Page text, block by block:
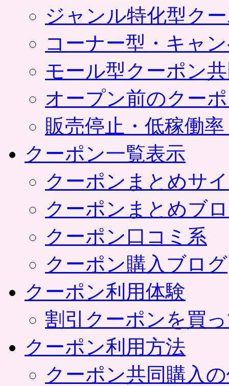
ジャンル特化型ク
コーナー型・キャ
モール型クーポン
オープン前のクー
販売停止・低稼働
クーポン一覧表示
クーポンまとめサ
クーポンまとめブ
クーポン口コミ系
クーポン購入ブログ
クーポン利用体験
割引クーポンを買
クーポン利用方法
クーポン共同購入